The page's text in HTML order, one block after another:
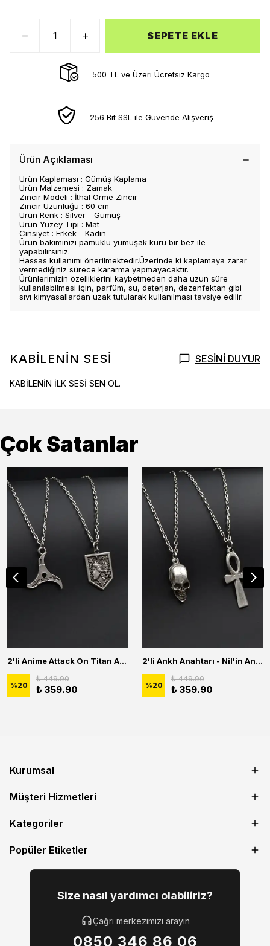
SEPETE EKLE
500 TL ve Üzeri Ücretsiz Kargo
256 Bit SSL ile Güvende Alışveriş
Ürün Açıklaması
Ürün Kaplaması : Gümüş Kaplama
Ürün Malzemesi : Zamak
Zincir Modeli : İthal Örme Zincir
Zincir Uzunluğu : 60 cm
Ürün Renk : Silver - Gümüş
Ürün Yüzey Tipi : Mat
Cinsiyet : Erkek - Kadın
Ürün bakımınızı pamuklu yumuşak kuru bir bez ile
yapabilirsiniz.
Hassas kullanımı önerilmektedir.Üzerinde ki kaplamaya zarar
vermediğiniz sürece kararma yapmayacaktır.
Ürünlerimizin özelliklerini kaybetmeden daha uzun süre
kullanılabilmesi için, parfüm, su, deterjan, dezenfektan gibi
sıvı kimyasallardan uzak tutularak kullanılması tavsiye edilir.
KABİLENİN SESİ SESİNİ DUYUR
KABİLENİN İLK SESİ SEN OL.
Çok Satanlar
2'li Anime Attack On Titan Acrylic Maria Anime Naruto Erkek Kadın Kolye Seti
%20
₺ 449.90
₺ 359.90
2'li Ankh Anahtarı - Nil'in Anahtarı - Kuru Kafa Erkek Kadın Kolye Seti
%20
₺ 449.90
₺ 359.90
Kurumsal
Müşteri Hizmetleri
Kategoriler
Popüler Etiketler
Size nasıl yardımcı olabiliriz?
Çağrı merkezimizi arayın
0850 346 86 06